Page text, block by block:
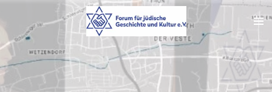
Hauptinhalt
springen